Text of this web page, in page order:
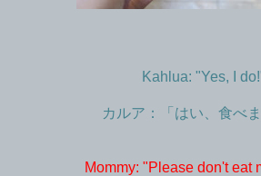
Kahlua: "Yes, I
カルア：「はい、食べま
Mommy: "Please don't eat